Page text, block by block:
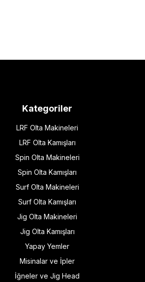
Kategoriler
LRF Olta Makineleri
LRF Olta Kamışları
Spin Olta Makineleri
Spin Olta Kamışları
Surf Olta Makineleri
Surf Olta Kamışları
Jig Olta Makineleri
Jig Olta Kamışları
Yapay Yemler
Misinalar ve İpler
İğneler ve Jig Head